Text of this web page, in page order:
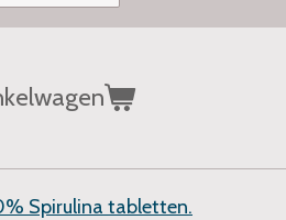
Spirulina tabletten.